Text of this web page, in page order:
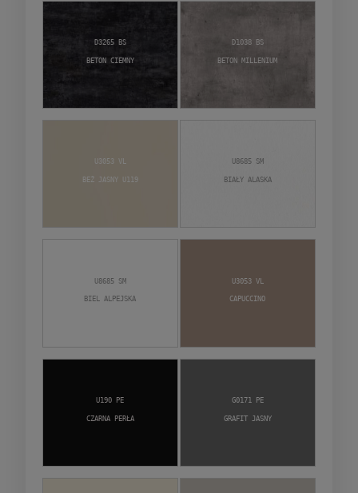
Beton Ciemny
D3265 BS
Beton Millenium
D1038 BS
Beż Jasny U119
U3053 VL
Biały Alaska
U8685 SM
Biel alpejska
U8685 SM
Capuccino
U3053 VL
Czarna Perła
U190 PE
Grafit jasny
G0171 PE